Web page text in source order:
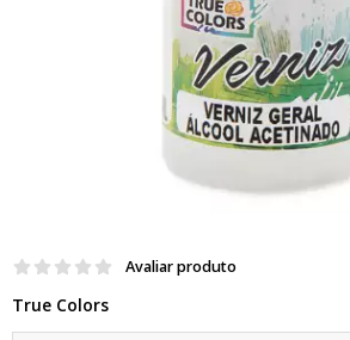
Avaliar produto
True Colors